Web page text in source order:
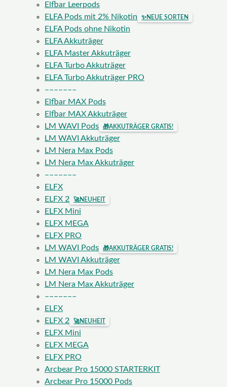
Elfbar Leerpods
ELFA Pods mit 2% Nikotin
✨NEUE SORTEN
ELFA Pods ohne Nikotin
ELFA Akkuträger
ELFA Master Akkuträger
ELFA Turbo Akkuträger
ELFA Turbo Akkuträger PRO
–––––––
Elfbar MAX Pods
Elfbar MAX Akkuträger
LM WAVI Pods
🎁AKKUTRÄGER GRATIS!
LM WAVI Akkuträger
LM Nera Max Pods
LM Nera Max Akkuträger
–––––––
ELFX
ELFX 2
🚀NEUHEIT
ELFX Mini
ELFX MEGA
ELFX PRO
LM WAVI Pods
🎁AKKUTRÄGER GRATIS!
LM WAVI Akkuträger
LM Nera Max Pods
LM Nera Max Akkuträger
–––––––
ELFX
ELFX 2
🚀NEUHEIT
ELFX Mini
ELFX MEGA
ELFX PRO
Arcbear Pro 15000 STARTERKIT
Arcbear Pro 15000 Pods